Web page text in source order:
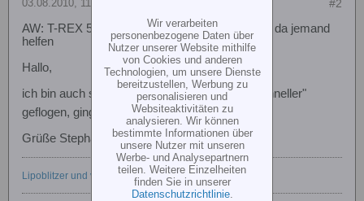
#2
03.08.2010, 11:29
AW: T-REX 500 Drehzahl für M-Blade kann mir da jemand
helfen
Hallo,
ich bin auch schon die M-Blades "ein bissel schneller"
geflogen, ging alles gut
Grüße Stephan
Lipoblitzer und vieles mehr
Wir verarbeiten
personenbezogene Daten über
Nutzer unserer Website mithilfe
von Cookies und anderen
Technologien, um unsere Dienste
bereitzustellen, Werbung zu
personalisieren und
Websiteaktivitäten zu
analysieren. Wir können
bestimmte Informationen über
unsere Nutzer mit unseren
Werbe- und Analysepartnern
teilen. Weitere Einzelheiten
finden Sie in unserer
Datenschutzrichtlinie.